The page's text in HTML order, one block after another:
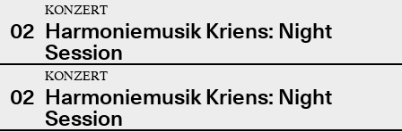
02
KONZERT
Harmoniemusik Kriens: Night
Session
02
KONZERT
Harmoniemusik Kriens: Night
Session